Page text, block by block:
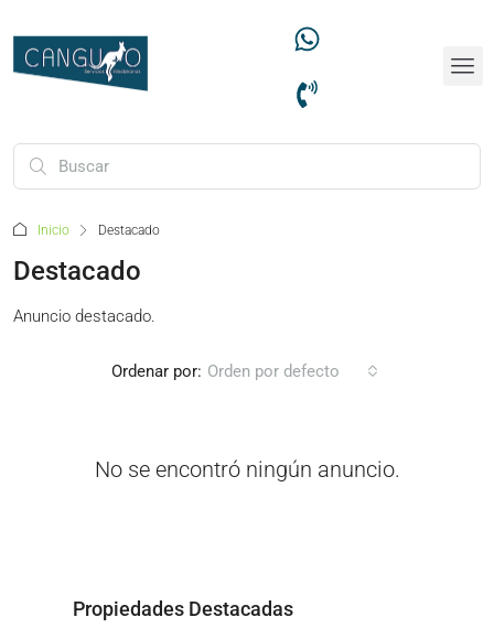
Inicio Destacado
Destacado
Anuncio destacado.
Ordenar por: Orden por defecto
No se encontró ningún anuncio.
Propiedades Destacadas